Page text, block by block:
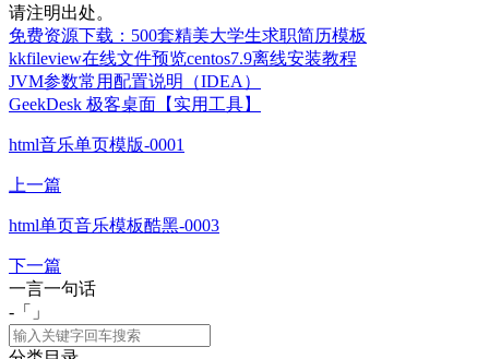
请注明出处。
免费资源下载：500套精美大学生求职简历模板
kkfileview在线文件预览centos7.9离线安装教程
JVM参数常用配置说明（IDEA）
GeekDesk 极客桌面【实用工具】
html音乐单页模版-0001
上一篇
html单页音乐模板酷黑-0003
下一篇
一言一句话
-「
」